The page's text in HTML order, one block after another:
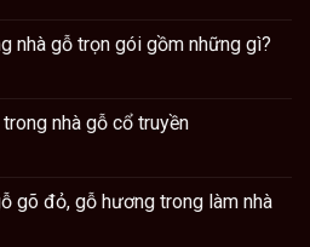
nhà gỗ trọn gói gồm những gì?
nhà gỗ cổ truyền
gõ đỏ, gỗ hương trong làm nhà